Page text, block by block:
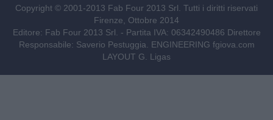
Copyright © 2001-2013 Fab Four 2013 Srl. Tutti i diritti riservati
Firenze, Ottobre 2014
Editore: Fab Four 2013 Srl. - Partita IVA: 06342490486 Direttore
Responsabile: Saverio Pestuggia. ENGINEERING fgiova.com
LAYOUT G. Ligas